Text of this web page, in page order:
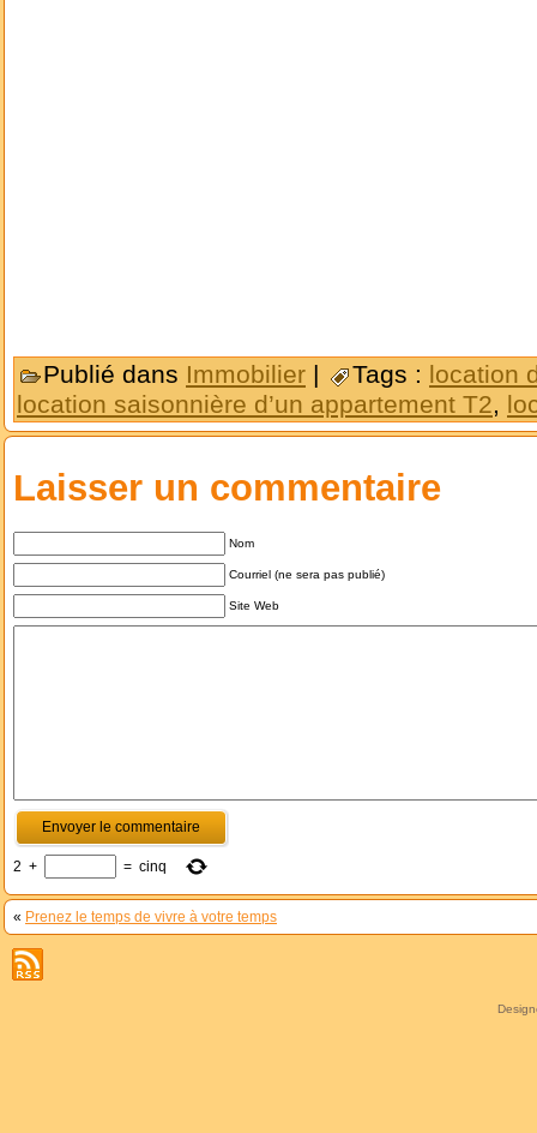
Publié dans Immobilier | Tags : location
location saisonnière d’un appartement T2,
Laisser un commentaire
Nom
Courriel (ne sera pas publié)
Site Web
2 + = cinq
« Prenez le temps de vivre à votre temps